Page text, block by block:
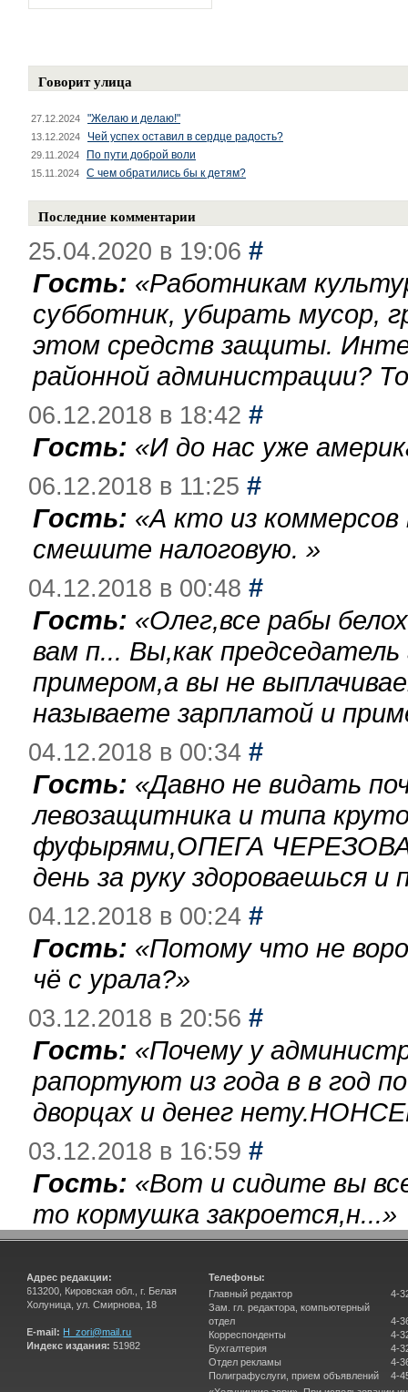
Говорит улица
27.12.2024 "Желаю и делаю!"
13.12.2024 Чей успех оставил в сердце радость?
29.11.2024 По пути доброй воли
15.11.2024 С чем обратились бы к детям?
Последние комментарии
25.04.2020 в 19:06 #
Гость: «Работникам
субботник, убирать мусор,
этом средств защиты.
районной администрации?
06.12.2018 в 18:42 #
Гость: «И до нас уже
06.12.2018 в 11:25 #
Гость: «А кто из
смешите налоговую. »
04.12.2018 в 00:48 #
Гость: «Олег,все рабы
вам п... Вы,как
примером,а вы не
называете зарплатой и
04.12.2018 в 00:34 #
Гость: «Давно не видать
левозащитника и типа
фуфырями,ОПЕГА
день за руку здороваешься
04.12.2018 в 00:24 #
Гость: «Потому что не
чё с урала?»
03.12.2018 в 20:56 #
Гость: «Почему у
рапортуют из года в в год
дворцах и денег
03.12.2018 в 16:59 #
Гость: «Вот и сидите вы
то кормушка закроется,н...»
Адрес редакции:
613200, Кировская обл., г. Белая
Холуница, ул. Смирнова, 18
E-mail: H_zori@mail.ru
Индекс издания: 51982
Телефоны:
Главный редактор
Зам. гл. редактора, компьютерный
отдел
Корреспонденты
Бухгалтерия
Отдел рекламы
Полиграфуслуги, прием объявлений
4-
4-
4-
4-
4-
4-